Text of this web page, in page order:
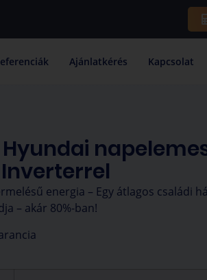
Ajánlatkérés Kapcsolat
energia – Egy átlagos családi
– akár 80%-ban!